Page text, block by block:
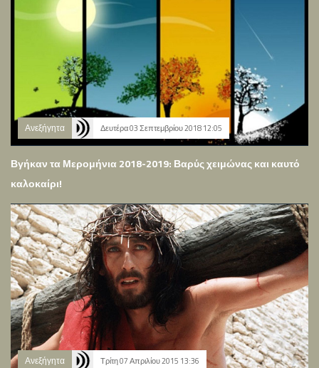
Ανεξήγητα Δευτέρα 03 Σεπτεμβρίου 2018 12:05
Βγήκαν τα Μερομήνια 2018-2019: Βαρύς χειμώνας και καυτό
καλοκαίρι!
Ανεξήγητα Τρίτη 07 Απριλίου 2015 13:36